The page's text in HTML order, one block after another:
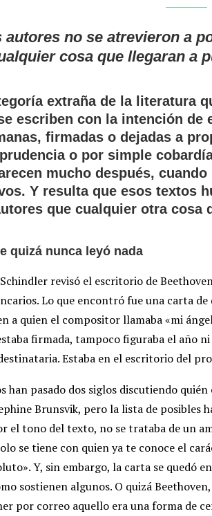
autores no se atrevieron a
cosa que llegaran a
extraña de la literatura
escriben con la intención de
firmadas o dejadas a
o por simple
mucho después,
Y resulta que esos textos
que cualquier otra cosa
quizá nunca leyó nada
revisó el escritorio de
Lo que encontró fue una carta
a quien el compositor llamaba «mi
firmada, tampoco figuraba el año
Estaba en el escritorio del
han pasado dos siglos discutiendo
Brunsvik, pero la lista de posibles
el tono del texto, no se trataba de un
se tiene con quien ya te conoce el
Y, sin embargo, la carta se quedó
sostienen algunos. O quizá
por correo aquello era una forma de